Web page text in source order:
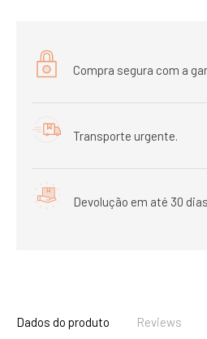
Compra segura com a
Transporte urgente.
Devolução em até 30 dias
Dados do produto Reviews